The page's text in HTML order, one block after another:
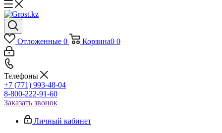
Отложенные 0 Корзина0 0
Телефоны
+7 (771) 993-48-04
8-800-222-91-60
Заказать звонок
Личный кабинет